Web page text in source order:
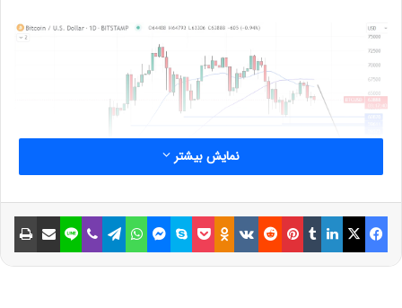
نمایش بیشتر
فیسبوک ایکس لینکداین تامبلر پینتریست Reddit
VKontakte
Odnoklassniki پاکت اسکایپ مسنجر واتس آپ تلگرام وایبر لاین اشتراک گذاری با ایمیل